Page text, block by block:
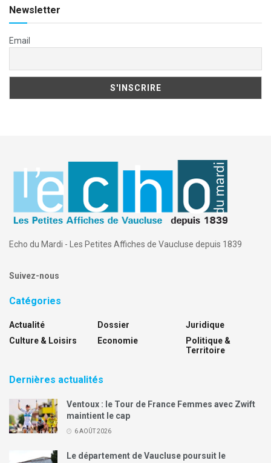
Newsletter
Email
Echo du Mardi - Les Petites Affiches de Vaucluse depuis 1839
Suivez-nous
Catégories
Actualité
Culture & Loisirs
Dossier
Economie
Juridique
Politique &
Territoire
Dernières actualités
Ventoux : le Tour de France Femmes avec Zwift
maintient le cap
6 AOÛT 2026
Le département de Vaucluse poursuit le